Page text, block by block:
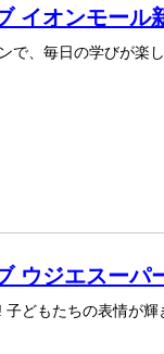
イオンモール
で、毎日の学びが楽
ウジエスーパ
どもたちの表情が